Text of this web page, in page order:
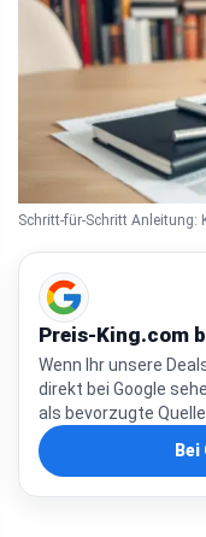
Schritt-für-Schritt Anleitung:
Preis-King.com
Wenn Ihr unsere
direkt bei Google
als bevorzugte